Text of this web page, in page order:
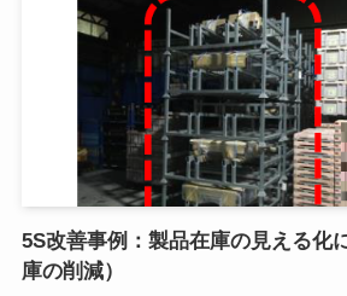
5S改善事例：製品在庫の見える化
庫の削減）